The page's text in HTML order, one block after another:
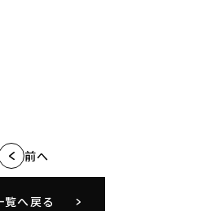
前へ
覧へ戻る